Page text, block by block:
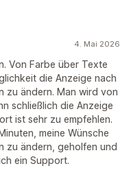
4. Mai 2026
Von Farbe über Texte
die Anzeige nach
zu ändern. Man wird von
schließlich die Anzeige
ist sehr zu empfehlen.
meine Wünsche
zu ändern, geholfen und
ein Support.